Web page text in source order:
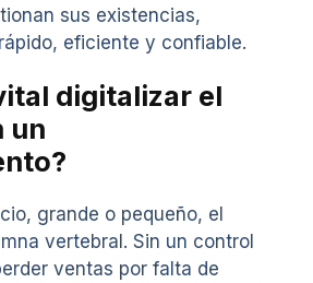
sus existencias,
eficiente y confiable.
digitalizar el
un
grande o pequeño, el
vertebral. Sin un control
ventas por falta de